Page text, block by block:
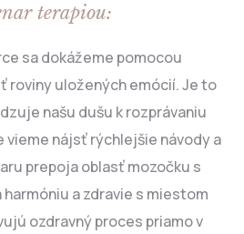
terapiou:
sa dokážeme pomocou
roviny uložených emócií. Je to
našu dušu k rozprávaniu
vieme nájsť rýchlejšie návody a
prepoja oblasť mozočku s
a zdravie s miestom
ozdravný proces priamo v